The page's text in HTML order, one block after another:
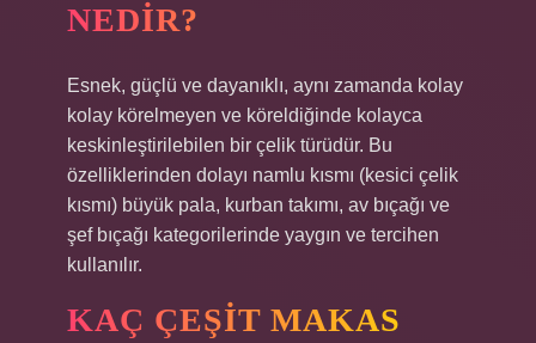
NEDIR?
Esnek, güçlü ve dayanıklı, aynı zamanda kolay
kolay körelmeyen ve köreldiğinde kolayca
keskinleştirilebilen bir çelik türüdür. Bu
özelliklerinden dolayı namlu kısmı (kesici çelik
kısmı) büyük pala, kurban takımı, av bıçağı ve
şef bıçağı kategorilerinde yaygın ve tercihen
kullanılır.
KAÇ ÇEŞIT MAKAS